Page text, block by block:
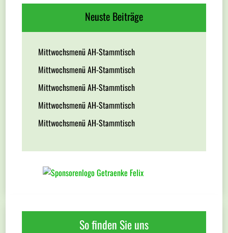
Neuste Beiträge
Mittwochsmenü AH-Stammtisch
Mittwochsmenü AH-Stammtisch
Mittwochsmenü AH-Stammtisch
Mittwochsmenü AH-Stammtisch
Mittwochsmenü AH-Stammtisch
So finden Sie uns